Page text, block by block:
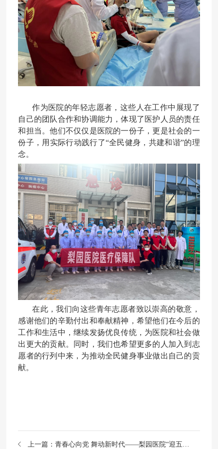
作为医院的年轻志愿者，这些人在工作中展现了
自己的团队合作和协调能力，体现了医护人员的责任
和担当。他们不仅仅是医院的一份子，更是社会的一
份子，用实际行动践行了“全民健身，共建和谐”的理
念。
在此，我们向这些青年志愿者致以崇高的敬意，
感谢他们的辛勤付出和奉献精神，希望他们在今后的
工作和生活中，继续发扬优良传统，为医院和社会做
出更大的贡献。同时，我们也希望更多的人加入到志
愿者的行列中来，为推动全民健身事业做出自己的贡
献。
上一篇：